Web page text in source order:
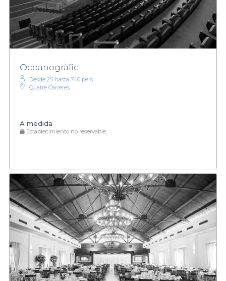
Oceanogràfic
Desde 25 hasta 740 pers.
Quatre Carreres
A medida
Establecimiento no reservable